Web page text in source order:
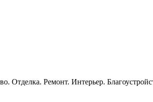
Отделка. Ремонт. Интерьер.